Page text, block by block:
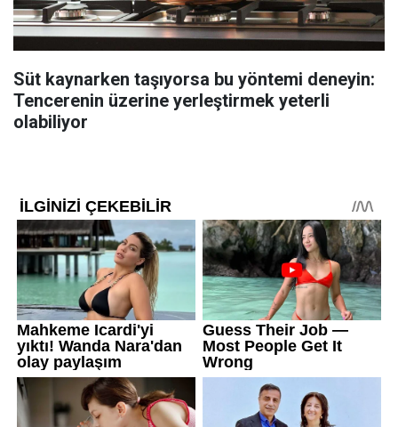
Süt kaynarken taşıyorsa bu yöntemi deneyin:
Tencerenin üzerine yerleştirmek yeterli
olabiliyor